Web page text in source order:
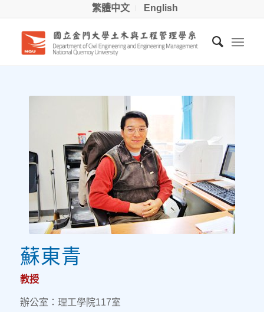
繁體中文 English
蘇東青
教授
辦公室：理工學院117室